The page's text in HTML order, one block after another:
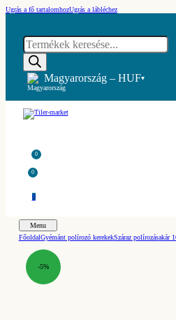
Ugrás a fő tartalomhozUgrás a lábléchez
Products
search
Magyarország – HUF▾
0
0
0
Menu
FőoldalGyémánt polírozó kerekekSzáraz polírozásakár
-5%